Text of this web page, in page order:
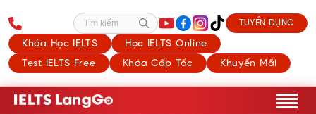
Khóa Học IELTS
Học IELTS Online
Test IELTS Free
Khóa Cấp Tốc Khuyến Mãi
Tìm kiếm TUYỂN DỤNG